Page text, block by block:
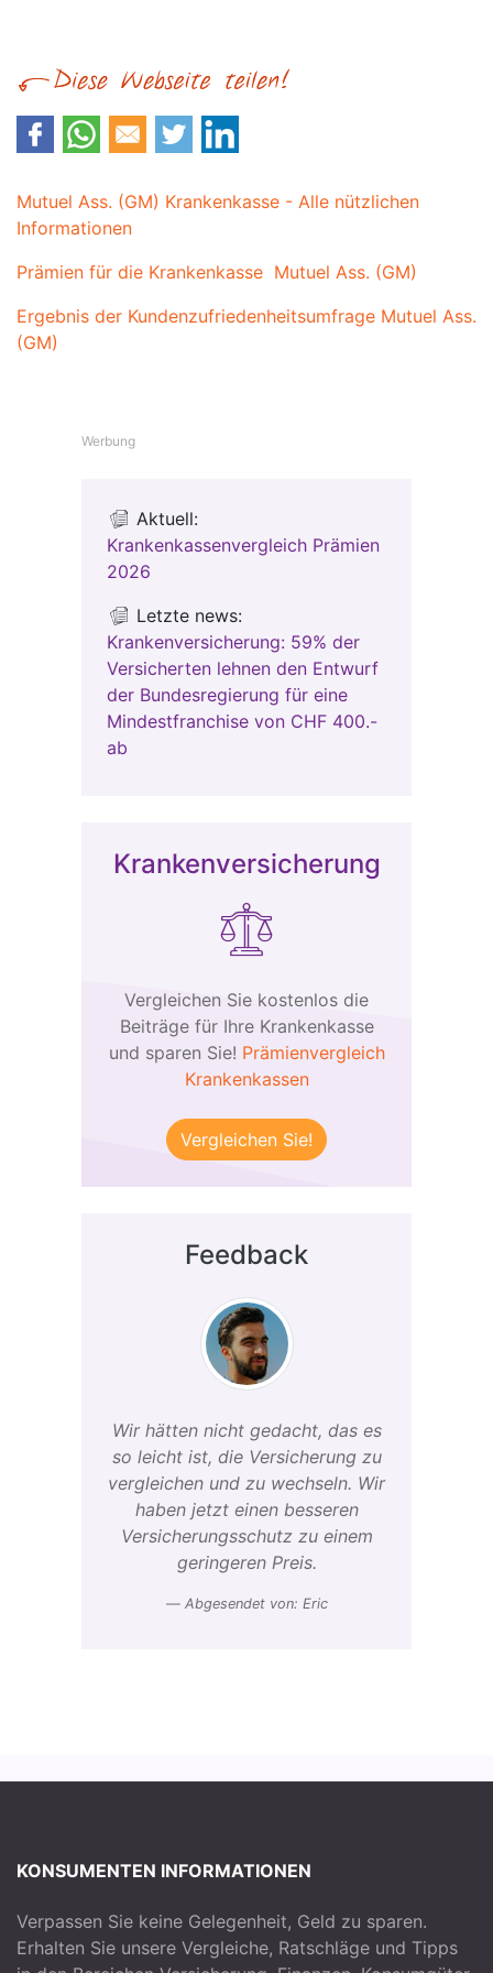
Mutuel Ass. (GM) Krankenkasse - Alle nützlichen
Informationen
Prämien für die Krankenkasse Mutuel Ass. (GM)
Ergebnis der Kundenzufriedenheitsumfrage Mutuel Ass.
(GM)
Werbung
Aktuell:
Krankenkassenvergleich Prämien
2026
Letzte news:
Krankenversicherung: 59% der
Versicherten lehnen den Entwurf
der Bundesregierung für eine
Mindestfranchise von CHF 400.-
ab
Krankenversicherung
Vergleichen Sie kostenlos die
Beiträge für Ihre Krankenkasse
und sparen Sie! Prämienvergleich
Krankenkassen
Vergleichen Sie!
Feedback
Wir hätten nicht gedacht, das es
so leicht ist, die Versicherung zu
vergleichen und zu wechseln. Wir
haben jetzt einen besseren
Versicherungsschutz zu einem
geringeren Preis.
Abgesendet von: Eric
KONSUMENTEN INFORMATIONEN
Verpassen Sie keine Gelegenheit, Geld zu sparen.
Erhalten Sie unsere Vergleiche, Ratschläge und Tipps